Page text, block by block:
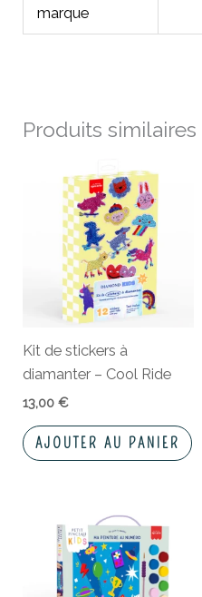
marque
Produits similaires
Kit de stickers à
diamanter – Cool Ride
13,00€
AJOUTER AU PANIER